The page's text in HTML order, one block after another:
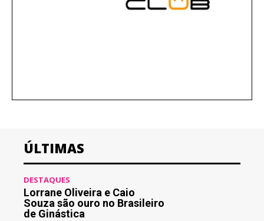
ÚLTIMAS
DESTAQUES
Lorrane Oliveira e Caio
Souza são ouro no Brasileiro
de Ginástica